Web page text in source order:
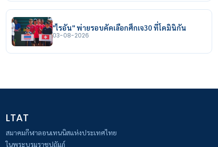
"ไรอัน" พ่ายรอบคัดเลือกศึกเจ30 ที่โดมินิกัน
03-08-2026
LTAT
สมาคมกีฬาลอนเทนนิสแห่งประเทศไทย
ในพระบรมราชูปถัมภ์